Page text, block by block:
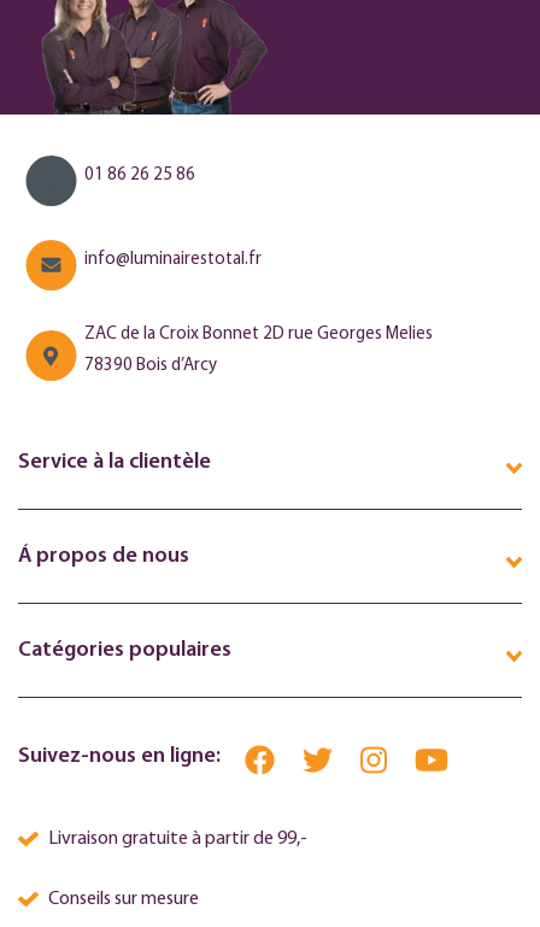
01 86 26 25 86
info@luminairestotal.fr
ZAC de la Croix Bonnet 2D rue Georges Melies
78390 Bois d’Arcy
Service à la clientèle
Á propos de nous
Catégories populaires
Suivez-nous en ligne:
Livraison gratuite à partir de 99,-
Conseils sur mesure